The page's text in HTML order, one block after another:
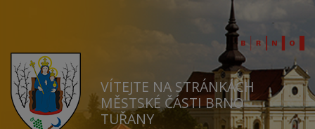
VÍTEJTE NA STRÁNKÁCH
MĚSTSKÉ ČÁSTI BRNO
TUŘANY